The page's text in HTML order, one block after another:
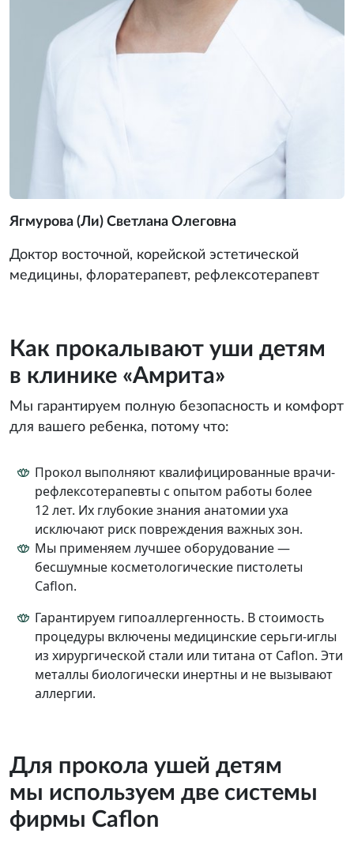
Ягмурова (Ли) Светлана Олеговна
Доктор восточной, корейской эстетической
медицины, флоратерапевт, рефлексотерапевт
Как прокалывают уши детям
в клинике «Амрита»
Мы гарантируем полную безопасность и комфорт
для вашего ребенка, потому что:
Прокол выполняют квалифицированные врачи-
рефлексотерапевты с опытом работы более
12 лет. Их глубокие знания анатомии уха
исключают риск повреждения важных зон.
Мы применяем лучшее оборудование —
бесшумные косметологические пистолеты
Caflon.
Гарантируем гипоаллергенность. В стоимость
процедуры включены медицинские серьги-иглы
из хирургической стали или титана от Caflon. Эти
металлы биологически инертны и не вызывают
аллергии.
Для прокола ушей детям
мы используем две системы
фирмы Caflon